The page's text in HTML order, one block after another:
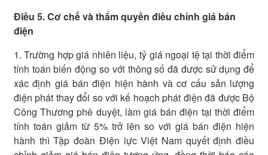
Điều 5. Cơ chế và thẩm quyền điều chỉnh giá bán
điện
1. Trường hợp giá nhiên liệu, tỷ giá ngoại tệ tại thời điểm
tính toán biến động so với thông số đã được sử dụng để
xác định giá bán điện hiện hành và cơ cấu sản lượng
điện phát thay đổi so với kế hoạch phát điện đã được Bộ
Công Thương phê duyệt, làm giá bán điện tại thời điểm
tính toán giảm từ 5% trở lên so với giá bán điện hiện
hành thì Tập đoàn Điện lực Việt Nam quyết định điều